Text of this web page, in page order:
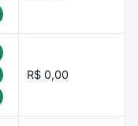
R$ 0,00